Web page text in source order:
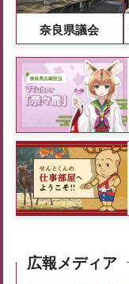
奈良県議会
広報メディア